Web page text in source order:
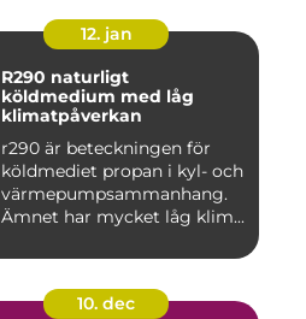
12. jan
R290 naturligt
köldmedium med låg
klimatpåverkan
r290 är beteckningen för
köldmediet propan i kyl- och
värmepumpsammanhang.
Ämnet har mycket låg klim...
10. dec